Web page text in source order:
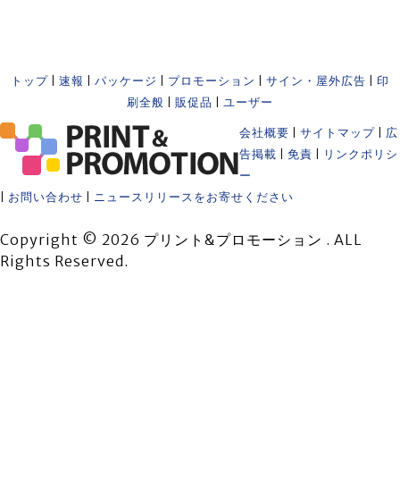
トップ 速報 パッケージ プロモーション サイン・屋外広告
印
刷全般
販促品 ユーザー
会社概要 サイトマップ
広
告掲載
免責
リンクポリシ
ー
お問い合わせ ニュースリリースをお寄せください
Copyright © 2026 プリント&プロモーション . ALL
Rights Reserved.